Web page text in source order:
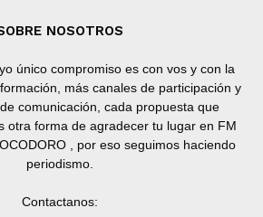
NOSOTROS
único compromiso es con vos y con la
más canales de participación y
comunicación, cada propuesta que
otra forma de agradecer tu lugar en FM
, por eso seguimos haciendo
periodismo.
Contactanos: